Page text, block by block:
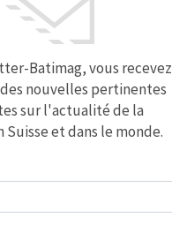
Batimag, vous recevez
nouvelles pertinentes
sur l'actualité de la
et dans le monde.